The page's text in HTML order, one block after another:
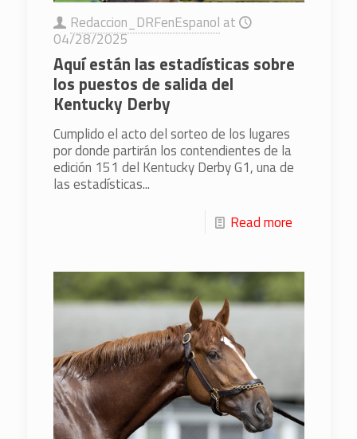
Redaccion_DRFenEspanol at
04/28/2025
Aquí están las estadísticas sobre
los puestos de salida del
Kentucky Derby
Cumplido el acto del sorteo de los lugares
por donde partirán los contendientes de la
edición 151 del Kentucky Derby G1, una de
las estadísticas...
Read more